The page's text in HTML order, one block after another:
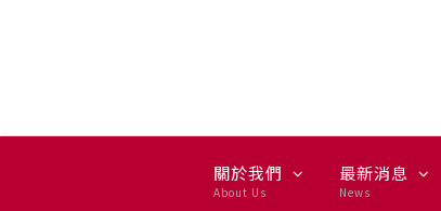
關於我們
About Us
最新消息
News